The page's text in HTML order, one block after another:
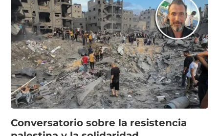
Conversatorio sobre la resistencia